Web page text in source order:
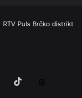
Puls Brčko distrikt
TikTok